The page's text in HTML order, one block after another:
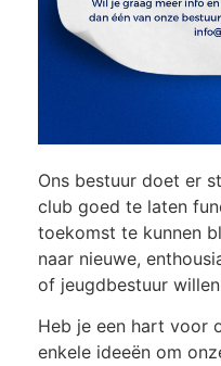
Ons bestuur doet er
club goed te laten
toekomst te kunnen
naar nieuwe,
of jeugdbestuur
Heb je een hart voor
enkele ideeën om